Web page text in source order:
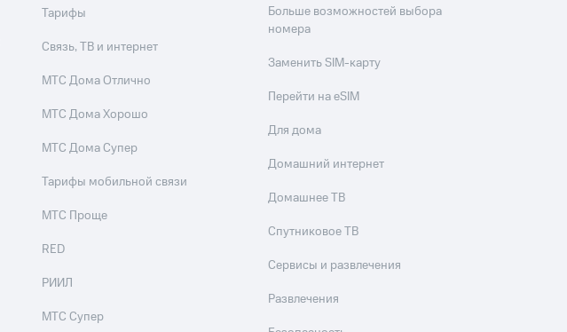
Тарифы
Связь, ТВ и интернет
МТС Дома Отлично
МТС Дома Хорошо
МТС Дома Супер
Тарифы мобильной связи
МТС Проще
RED
РИИЛ
МТС Супер
Больше возможностей выбора
номера
Заменить SIM-карту
Перейти на eSIM
Для дома
Домашний интернет
Домашнее ТВ
Спутниковое ТВ
Сервисы и развлечения
Развлечения